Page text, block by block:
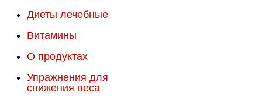
Диеты лечебные
Витамины
О продуктах
Упражнения для
снижения веса